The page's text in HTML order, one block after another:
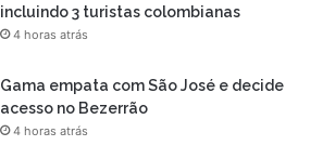
incluindo 3 turistas colombianas
4 horas atrás
Gama empata com São José e decide
acesso no Bezerrão
4 horas atrás